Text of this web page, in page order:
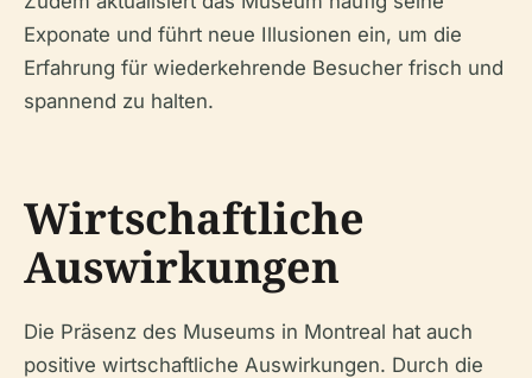
Exponate und führt neue Illusionen ein, um die
Erfahrung für wiederkehrende Besucher frisch und
spannend zu halten.
Wirtschaftliche
Auswirkungen
Die Präsenz des Museums in Montreal hat auch
positive wirtschaftliche Auswirkungen. Durch die